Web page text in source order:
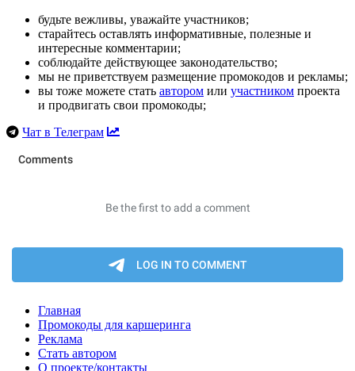
будьте вежливы, уважайте участников;
старайтесь оставлять информативные, полезные и
интересные комментарии;
соблюдайте действующее законодательство;
мы не приветствуем размещение промокодов и рекламы;
вы тоже можете стать автором или участником проекта
и продвигать свои промокоды;
Чат в Телеграм
Главная
Промокоды для каршеринга
Реклама
Стать автором
О проекте/контакты